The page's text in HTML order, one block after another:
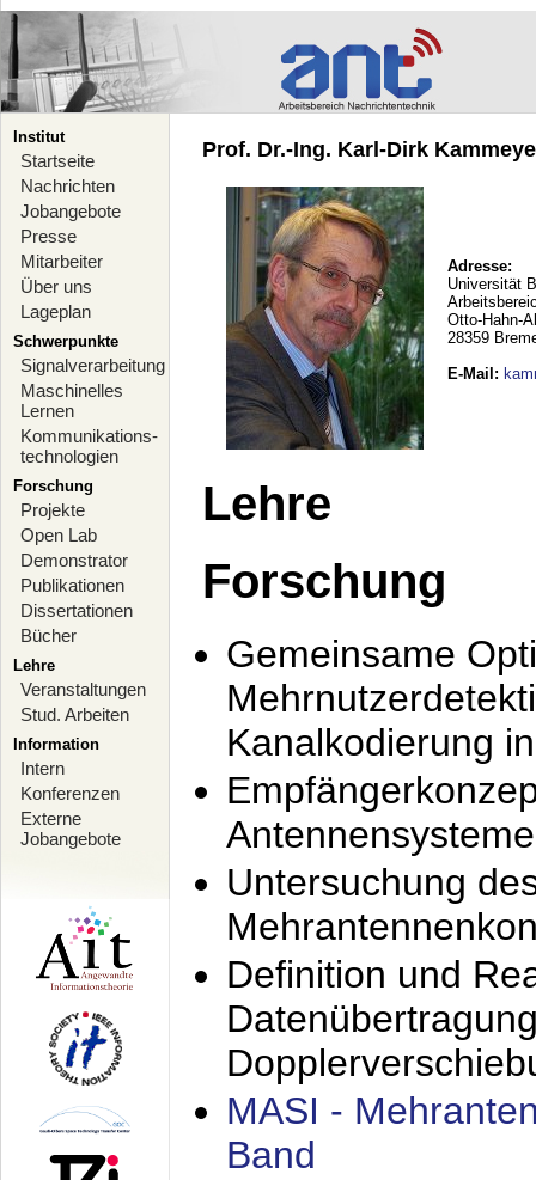
Institut
Startseite
Nachrichten
Jobangebote
Presse
Mitarbeiter
Über uns
Lageplan
Schwerpunkte
Signalverarbeitung
Maschinelles
Lernen
Kommunikations-
technologien
Forschung
Projekte
Open Lab
Demonstrator
Publikationen
Dissertationen
Bücher
Lehre
Veranstaltungen
Stud. Arbeiten
Information
Intern
Konferenzen
Externe
Jobangebote
Prof. Dr.-Ing. Karl-Dirk
Adresse:
Universität
Otto-Hahn-
28359
E-Mail :
Lehre
Forschung
Gemeinsame
Kanalkodierung
Antennensysteme
Untersuchung
Definition und
MASI -
Band